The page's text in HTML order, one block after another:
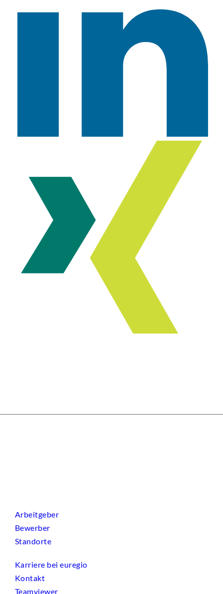
Arbeitgeber
Bewerber
Standorte
Karriere bei euregio
Kontakt
Teamviewer